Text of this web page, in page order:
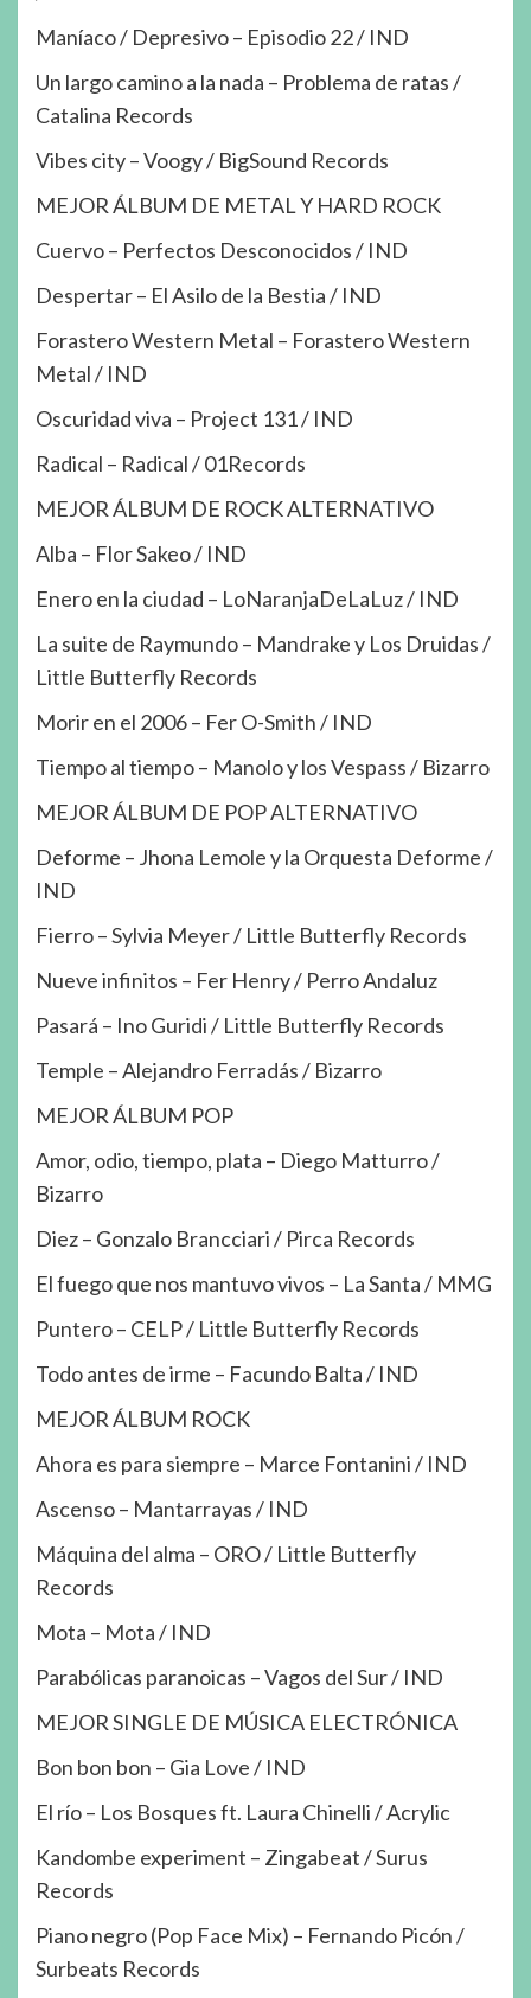
Maníaco / Depresivo – Episodio 22 / IND
Un largo camino a la nada – Problema de ratas /
Catalina Records
Vibes city – Voogy / BigSound Records
MEJOR ÁLBUM DE METAL Y HARD ROCK
Cuervo – Perfectos Desconocidos / IND
Despertar – El Asilo de la Bestia / IND
Forastero Western Metal – Forastero Western
Metal / IND
Oscuridad viva – Project 131 / IND
Radical – Radical / 01Records
MEJOR ÁLBUM DE ROCK ALTERNATIVO
Alba – Flor Sakeo / IND
Enero en la ciudad – LoNaranjaDeLaLuz / IND
La suite de Raymundo – Mandrake y Los Druidas /
Little Butterfly Records
Morir en el 2006 – Fer O-Smith / IND
Tiempo al tiempo – Manolo y los Vespass / Bizarro
MEJOR ÁLBUM DE POP ALTERNATIVO
Deforme – Jhona Lemole y la Orquesta Deforme /
IND
Fierro – Sylvia Meyer / Little Butterfly Records
Nueve infinitos – Fer Henry / Perro Andaluz
Pasará – Ino Guridi / Little Butterfly Records
Temple – Alejandro Ferradás / Bizarro
MEJOR ÁLBUM POP
Amor, odio, tiempo, plata – Diego Matturro /
Bizarro
Diez – Gonzalo Brancciari / Pirca Records
El fuego que nos mantuvo vivos – La Santa / MMG
Puntero – CELP / Little Butterfly Records
Todo antes de irme – Facundo Balta / IND
MEJOR ÁLBUM ROCK
Ahora es para siempre – Marce Fontanini / IND
Ascenso – Mantarrayas / IND
Máquina del alma – ORO / Little Butterfly
Records
Mota – Mota / IND
Parabólicas paranoicas – Vagos del Sur / IND
MEJOR SINGLE DE MÚSICA ELECTRÓNICA
Bon bon bon – Gia Love / IND
El río – Los Bosques ft. Laura Chinelli / Acrylic
Kandombe experiment – Zingabeat / Surus
Records
Piano negro (Pop Face Mix) – Fernando Picón /
Surbeats Records